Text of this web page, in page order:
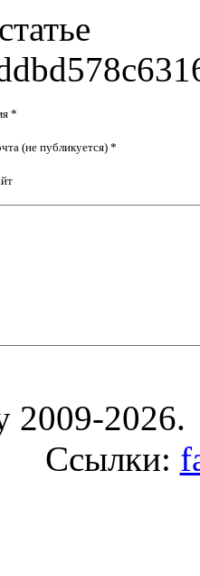
*
(не публикуется) *
2009-2026.
Ссылки: